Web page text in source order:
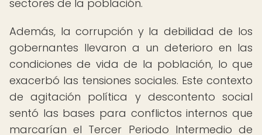
sectores de la población.
Además, la corrupción y la debilidad de los
gobernantes llevaron a un deterioro en las
condiciones de vida de la población, lo que
exacerbó las tensiones sociales. Este contexto
de agitación política y descontento social
sentó las bases para conflictos internos que
marcarían el Tercer Periodo Intermedio de